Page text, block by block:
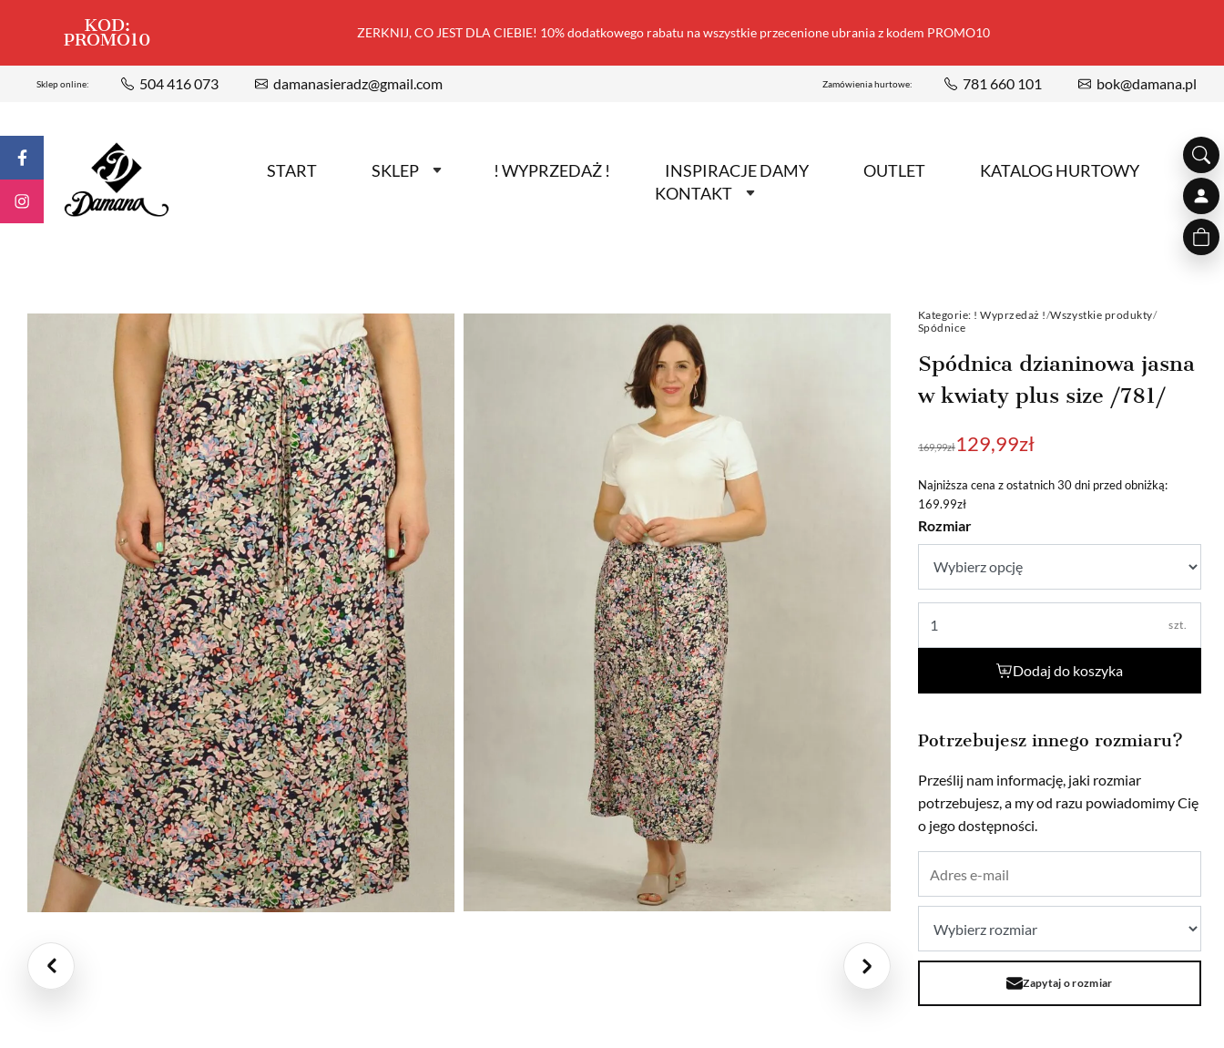
KOD:
PROMO10 ZERKNIJ, CO JEST DLA CIEBIE! 10% dodatkowego rabatu na wszystkie przecenione ubrania z kodem PROMO10
Sklep online: 504 416 073 damanasieradz@gmail.com Zamówienia hurtowe: 781 660 101 bok@damana.pl
START SKLEP ! WYPRZEDAŻ ! INSPIRACJE DAMY OUTLET
KATALOG HURTOWY
KONTAKT
Kategorie: ! Wyprzedaż !/Wszystkie produkty/
Spódnice
Spódnica dzianinowa jasna
w kwiaty plus size /781/
169,99zł
Pierwotna
wynosiła:
169,99zł.
129,99zł
Aktualna
wynosi:
129,99zł.
Najniższa cena z ostatnich 30 dni przed obniżką:
169.99zł
Rozmiar
szt.
Dodaj do koszyka
Potrzebujesz innego rozmiaru?
Prześlij nam informację, jaki rozmiar
potrzebujesz, a my od razu powiadomimy Cię
o jego dostępności.
Zapytaj o rozmiar